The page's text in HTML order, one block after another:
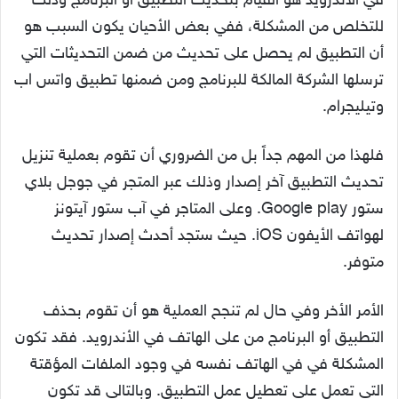
للتخلص من المشكلة، ففي بعض الأحيان يكون السبب هو
أن التطبيق لم يحصل على تحديث من ضمن التحديثات التي
ترسلها الشركة المالكة للبرنامج ومن ضمنها تطبيق واتس اب
وتيليجرام.
فلهذا من المهم جداً بل من الضروري أن تقوم بعملية تنزيل
تحديث التطبيق آخر إصدار وذلك عبر المتجر في جوجل بلاي
ستور Google play. وعلى المتاجر في آب ستور آيتونز
لهواتف الأيفون iOS. حيث ستجد أحدث إصدار تحديث
متوفر.
الأمر الأخر وفي حال لم تنجح العملية هو أن تقوم بحذف
التطبيق أو البرنامج من على الهاتف في الأندرويد. فقد تكون
المشكلة في في الهاتف نفسه في وجود الملفات المؤقتة
التي تعمل على تعطيل عمل التطبيق. وبالتالي قد تكون